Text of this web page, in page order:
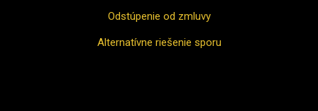
Odstúpenie od zmluvy
Alternatívne riešenie sporu